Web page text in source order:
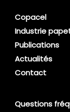
Copacel
Industrie
Publications
Actualités
Contact
Questions